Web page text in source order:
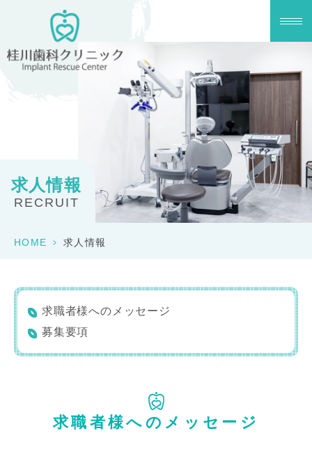
求人情報
RECRUIT
HOME > 求人情報
求職者様へのメッセージ
募集要項
求職者様へのメッセージ